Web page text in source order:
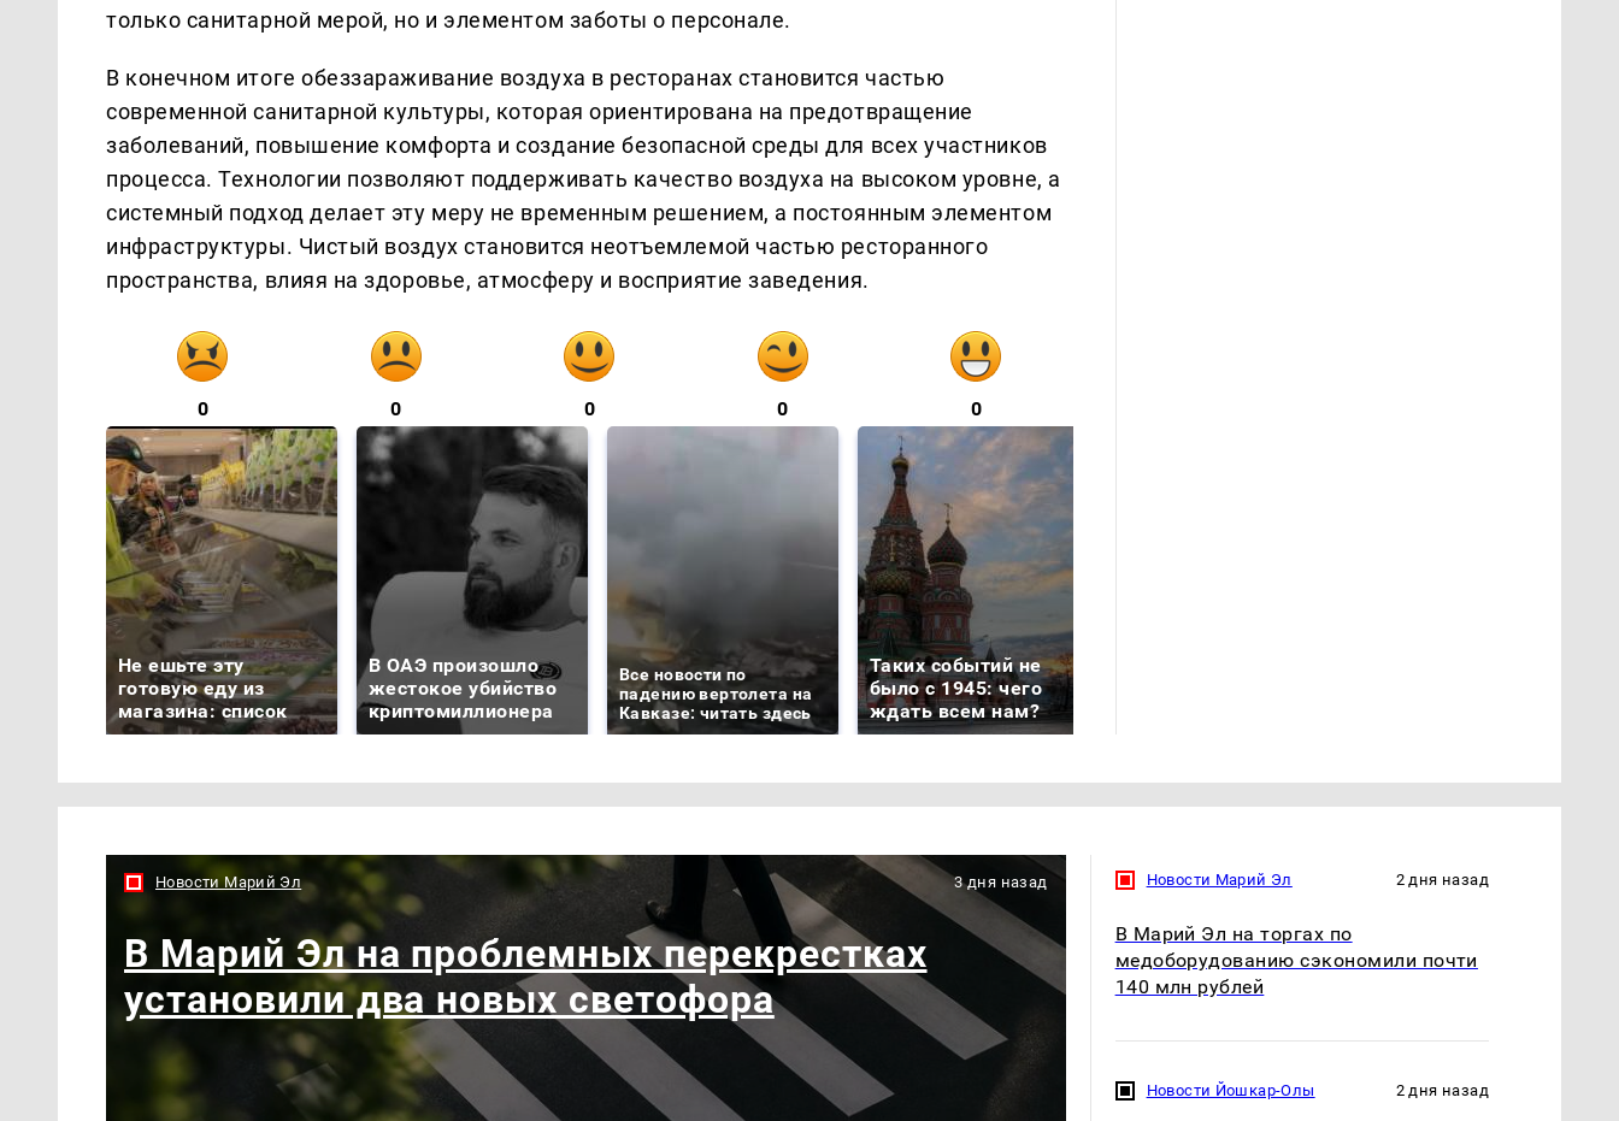
только санитарной мерой, но и элементом заботы о персонале.
В конечном итоге обеззараживание воздуха в ресторанах становится частью
современной санитарной культуры, которая ориентирована на предотвращение
заболеваний, повышение комфорта и создание безопасной среды для всех участников
процесса. Технологии позволяют поддерживать качество воздуха на высоком уровне, а
системный подход делает эту меру не временным решением, а постоянным элементом
инфраструктуры. Чистый воздух становится неотъемлемой частью ресторанного
пространства, влияя на здоровье, атмосферу и восприятие заведения.
0 0 0 0 0
Не ешьте эту
готовую еду из
магазина: список
В ОАЭ произошло
жестокое убийство
криптомиллионера
Все новости по
падению вертолета на
Кавказе: читать здесь
Таких событий не
было с 1945: чего
ждать всем нам?
Новости Марий Эл 3 дня назад
В Марий Эл на проблемных перекрестках
установили два новых светофора
Новости Марий Эл 2 дня назад
В Марий Эл на торгах по
медоборудованию сэкономили почти
140 млн рублей
Новости Йошкар-Олы 2 дня назад